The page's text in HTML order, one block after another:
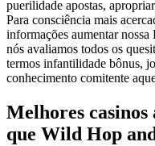
puerilidade apostas,
Para consciência mais
informações aumentar
nós avaliamos todos os
termos infantilidade bônus,
conhecimento comitente
Melhores
que Wild Hop